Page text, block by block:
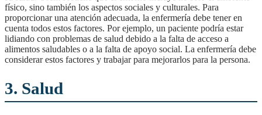
físico, sino también los aspectos sociales y culturales. Para
proporcionar una atención adecuada, la enfermería debe tener en
cuenta todos estos factores. Por ejemplo, un paciente podría estar
lidiando con problemas de salud debido a la falta de acceso a
alimentos saludables o a la falta de apoyo social. La enfermería debe
considerar estos factores y trabajar para mejorarlos para la persona.
3. Salud